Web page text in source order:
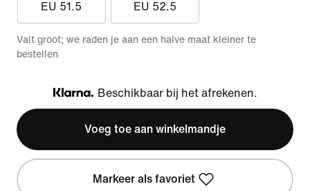
EU 51.5 EU 52.5
Valt groot; we raden je aan een halve maat kleiner te
bestellen
Klarna
Beschikbaar bij het afrekenen.
Voeg toe aan winkelmandje
Markeer als favoriet